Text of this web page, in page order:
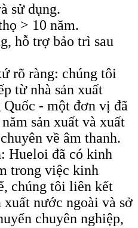
sử dụng.
> 10 năm.
hỗ trợ bảo trì sau
rõ ràng: chúng tôi
từ nhà sản xuất
- một đơn vị đã
sản xuất và xuất
về âm thanh.
Hueloi đã có kinh
trong việc kinh
chúng tôi liên kết
xuất nước ngoài và sở
chuyên nghiệp,